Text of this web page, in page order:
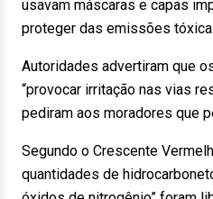
usavam máscaras e capas
proteger das emissões
Autoridades advertiram que
“provocar irritação nas vias
pediram aos moradores que
Segundo o Crescente
quantidades de